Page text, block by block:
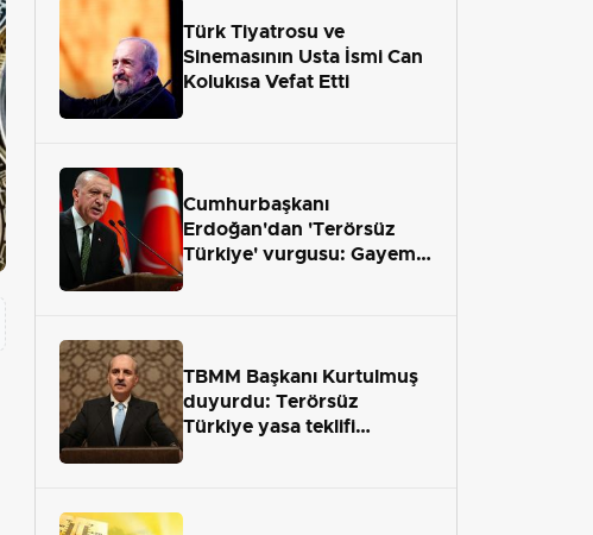
Türk Tiyatrosu ve
Sinemasının Usta İsmi Can
Kolukısa Vefat Etti
Cumhurbaşkanı
Erdoğan'dan 'Terörsüz
Türkiye' vurgusu: Gayemiz
TBMM Başkanı Kurtulmuş
duyurdu: Terörsüz
Türkiye yasa teklifi